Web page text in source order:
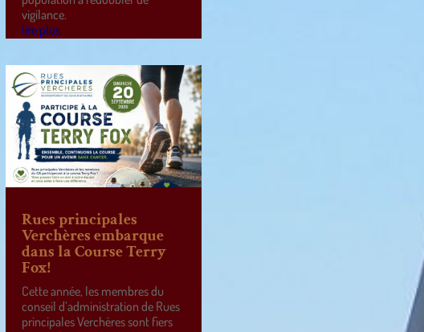
vigilance.
lire plus
Rues principales
Verchères embarque
dans la Course Terry
Fox!
Cette année, les membres du
conseil d’administration de Rues
principales Verchères sont fiers